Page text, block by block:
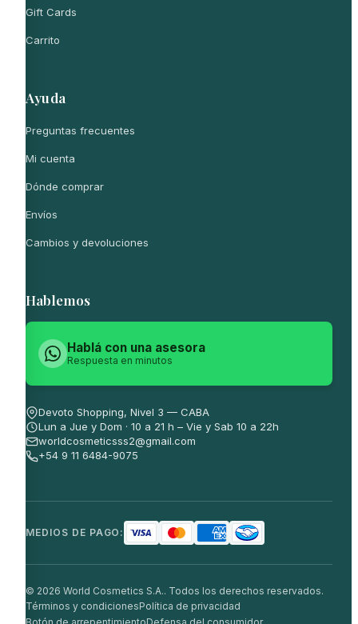
Gift Cards
Carrito
Ayuda
Preguntas frecuentes
Mi cuenta
Dónde comprar
Envíos
Cambios y devoluciones
Hablemos
Hablá con una asesora
Respuesta en minutos
Devoto Shopping, Nivel 3 — CABA
Lun a Jue y Dom · 10 a 21 h – Vie y Sab 10 a 22h
worldcosmeticsss2@gmail.com
+54 9 11 6484-9075
MEDIOS DE PAGO:
© 2026 World Cosmetics S.A.. Todos los derechos reservados.
Términos y condicionesPolítica de privacidad